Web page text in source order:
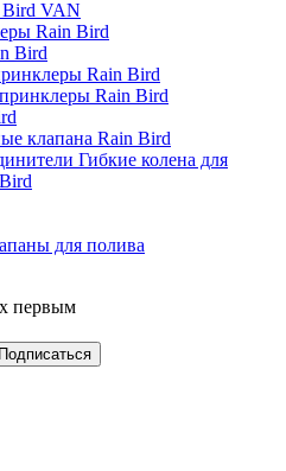
VAN
Rain Bird
Bird
Rain Bird
Rain Bird
клапана Rain Bird
Гибкие колена для
для полива
первым